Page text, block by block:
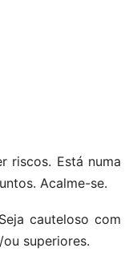
riscos. Está numa
Acalme-se.
cauteloso com
superiores.